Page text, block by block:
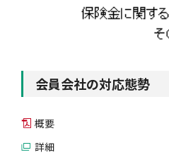
会員会社の対応態勢
概要
詳細